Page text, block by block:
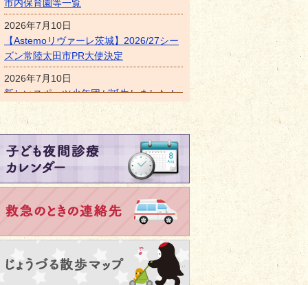
市内保育園等一覧
2026年7月10日
【Astemoリヴァーレ茨城】2026/27シー
ズン常陸太田市PR大使決定
2026年7月10日
新しいスポーツ少年団が誕生しました！
【機初ファイターズ（ドッジボール）】
2026年7月4日
【水戸ホーリーホック】2026/27シーズ
ン常陸太田PR大使決定
2026年6月30日
【募集終了】水府海洋センター水泳教室
について
2026年4月2日
新総合体育館新築工事に伴う公園利用の
お知らせ
ちおおたで子育てすると、こんなにおトク！